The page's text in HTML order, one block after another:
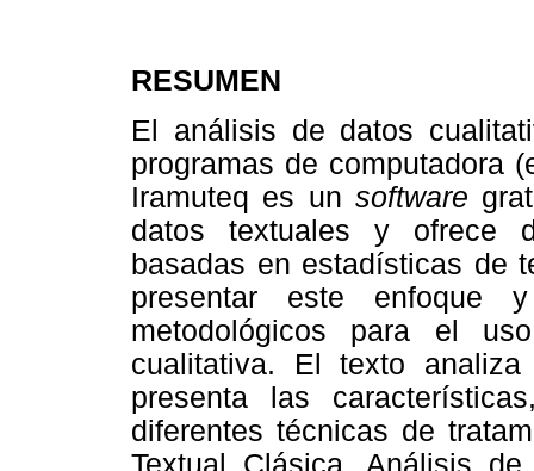
RESUMEN
El análisis de datos
programas de computadora
Iramuteq es un software
datos textuales y ofrece
basadas en estadísticas de
presentar este enfoque
metodológicos para el
cualitativa. El texto
presenta las
diferentes técnicas de
Textual Clásica, Análisis